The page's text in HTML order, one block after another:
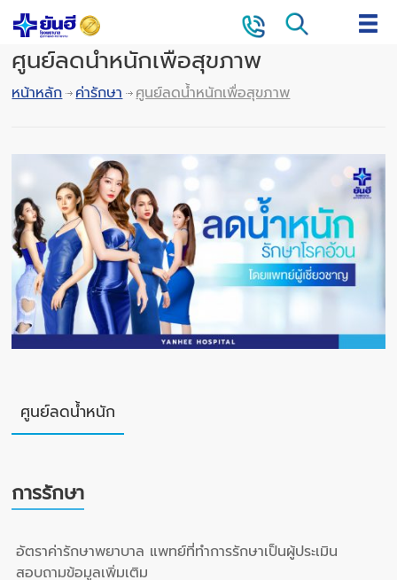
ศูนย์ลดน้ำหนักเพื่อสุขภาพ
หน้าหลัก ค่ารักษา ศูนย์ลดน้ำหนักเพื่อสุขภาพ
ศูนย์ลดน้ำหนัก
การรักษา
อัตราค่ารักษาพยาบาล แพทย์ที่ทำการรักษาเป็นผู้ประเมิน
สอบถามข้อมูลเพิ่มเติม